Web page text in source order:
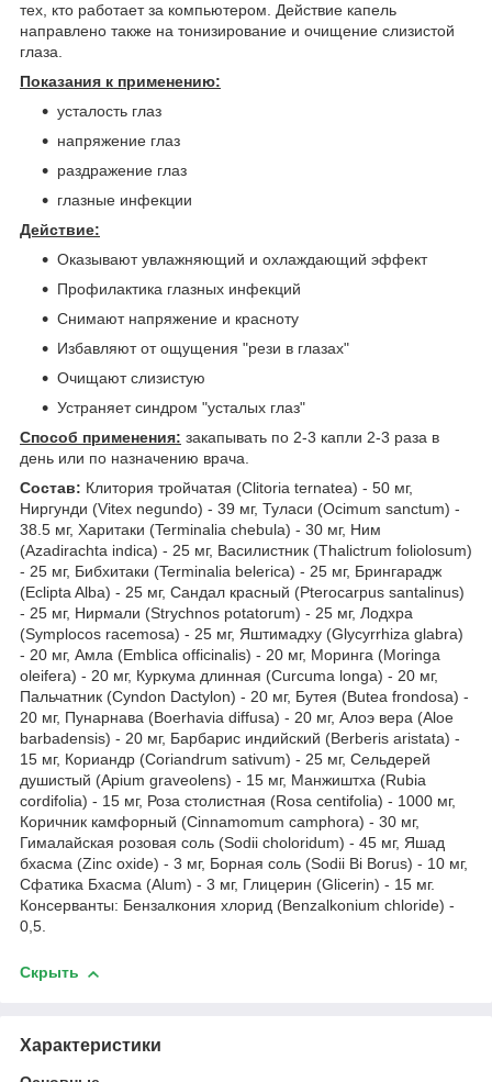
тех, кто работает за компьютером. Действие капель
направлено также на тонизирование и очищение слизистой
глаза.
Показания к применению:
усталость глаз
напряжение глаз
раздражение глаз
глазные инфекции
Действие:
Оказывают увлажняющий и охлаждающий эффект
Профилактика глазных инфекций
Снимают напряжение и красноту
Избавляют от ощущения "рези в глазах"
Очищают слизистую
Устраняет синдром "усталых глаз"
Способ применения: закапывать по 2-3 капли 2-3 раза в
день или по назначению врача.
Состав: Клитория тройчатая (Clitoria ternatea) - 50 мг,
Ниргунди (Vitex negundo) - 39 мг, Туласи (Ocimum sanctum) -
38.5 мг, Харитаки (Terminalia chebula) - 30 мг, Ним
(Azadirachta indica) - 25 мг, Василистник (Thalictrum foliolosum)
- 25 мг, Бибхитаки (Terminalia belerica) - 25 мг, Брингарадж
(Eclipta Alba) - 25 мг, Сандал красный (Pterocarpus santalinus)
- 25 мг, Нирмали (Strychnos potatorum) - 25 мг, Лодхра
(Symplocos racemosa) - 25 мг, Яштимадху (Glycyrrhiza glabra)
- 20 мг, Амла (Emblica officinalis) - 20 мг, Моринга (Moringa
oleifera) - 20 мг, Куркума длинная (Curcuma longa) - 20 мг,
Пальчатник (Cyndon Dactylon) - 20 мг, Бутея (Butea frondosa) -
20 мг, Пунарнава (Boerhavia diffusa) - 20 мг, Алоэ вера (Aloe
barbadensis) - 20 мг, Барбарис индийский (Berberis aristata) -
15 мг, Кориандр (Coriandrum sativum) - 25 мг, Сельдерей
душистый (Apium graveolens) - 15 мг, Манжиштха (Rubia
cordifolia) - 15 мг, Роза столистная (Rosa centifolia) - 1000 мг,
Коричник камфорный (Cinnamomum camphora) - 30 мг,
Гималайская розовая соль (Sodii choloridum) - 45 мг, Яшад
бхасма (Zinc oxide) - 3 мг, Борная соль (Sodii Bi Borus) - 10 мг,
Сфатика Бхасма (Alum) - 3 мг, Глицерин (Glicerin) - 15 мг.
Консерванты: Бензалкония хлорид (Benzalkonium chloride) -
0,5.
Скрыть
Характеристики